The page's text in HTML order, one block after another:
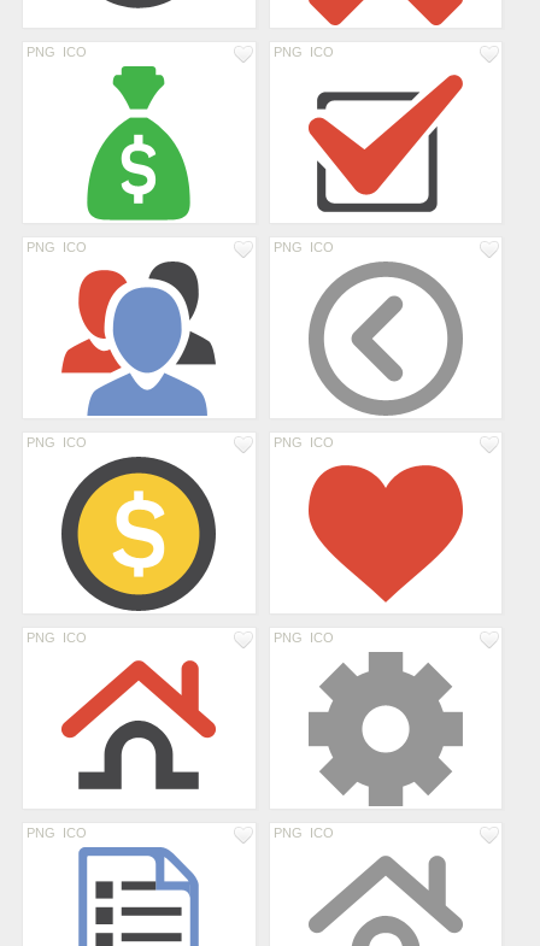
PNG ICO PNG ICO
PNG ICO PNG ICO
PNG ICO PNG ICO
PNG ICO PNG ICO
PNG ICO PNG ICO